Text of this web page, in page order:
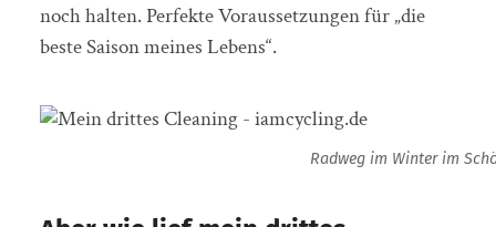
noch halten. Perfekte Voraussetzungen für „die
beste Saison meines Lebens“.
Radweg im Winter im